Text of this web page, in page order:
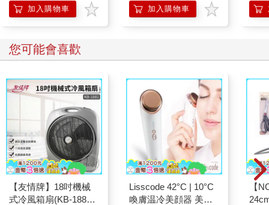
不是死的，因為死的是規律，而詩不要規律。內容呢？內容是中
性的，天下無事不可入詩。」
誰？都救好嗎。你有兩隻手。畢竟「形式」與「內容」總是互為
表裡，缺一不可。
是互相調節的關係。尤其在前衛藝術或是超現實主義（見360頁）
的表現手法中，它們也可以去互相衝撞、刺激、異議彼此。只要
你有志於創作，那你終究得非常認真地面對這個問題：屬於你自
己的「形式」與「內容」的結晶體，究竟是什麼？你希望它是什
麼？
很難，但它是永遠會值得你以生命去尋找的事情。永遠會值得。
002——隱喻
加入購物車 加入購物車
您可能會喜歡
【友情牌】18吋機械
式冷風箱扇(KB-1881
Lisscode 42°C | 10°C
喚膚温冷美顔器 美膚
【